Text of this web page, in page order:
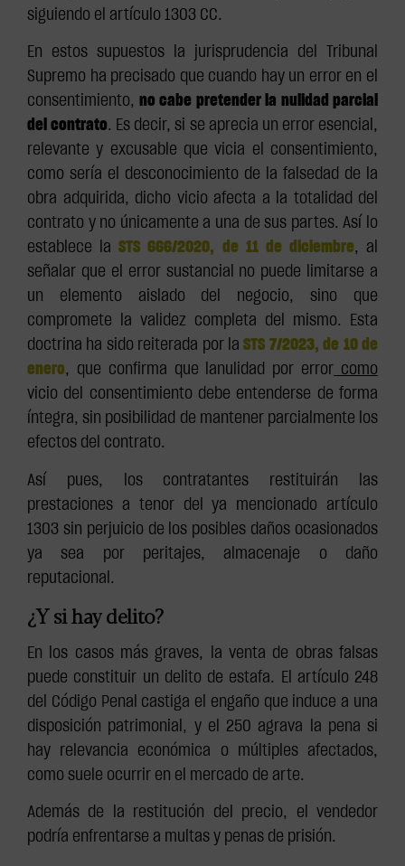
siguiendo el artículo 1303 CC.
En estos supuestos la jurisprudencia del Tribunal
Supremo ha precisado que cuando hay un error en el
consentimiento, no cabe pretender la nulidad parcial
del contrato. Es decir, si se aprecia un error esencial,
relevante y excusable que vicia el consentimiento,
como sería el desconocimiento de la falsedad de la
obra adquirida, dicho vicio afecta a la totalidad del
contrato y no únicamente a una de sus partes. Así lo
establece laSTS 666/2020, de 11 de diciembre, al
señalar que el error sustancial no puede limitarse a
un elemento aislado del negocio, sino que
compromete la validez completa del mismo. Esta
doctrina ha sido reiterada por la STS 7/2023, de 10 de
enero, que confirma que lanulidad por error como
vicio del consentimiento debe entenderse de forma
íntegra, sin posibilidad de mantener parcialmente los
efectos del contrato.
Así pues, los contratantes restituirán las
prestaciones a tenor del ya mencionado artículo
1303 sin perjuicio de los posibles daños ocasionados
ya sea por peritajes, almacenaje o daño
reputacional.
¿Y si hay delito?
En los casos más graves, la venta de obras falsas
puede constituir un delito de estafa. El artículo 248
del Código Penal castiga el engaño que induce a una
disposición patrimonial, y el 250 agrava la pena si
hay relevancia económica o múltiples afectados,
como suele ocurrir en el mercado de arte.
Además de la restitución del precio, el vendedor
podría enfrentarse a multas y penas de prisión.